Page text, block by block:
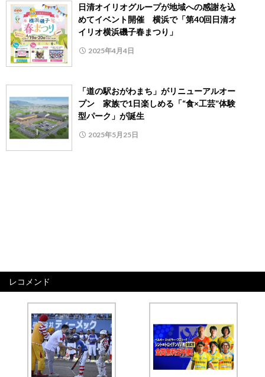
日清オイリオグループが地域への感謝を込
めてイベント開催 横浜で「第40回日清オ
イリオ横浜磯子春まつり」
2025年4月4日
「道の駅おがわまち」がリニューアルオー
プン 家族で1日楽しめる「“食×工芸”体験
型パーク」が誕生
2025年5月25日
レコメンド